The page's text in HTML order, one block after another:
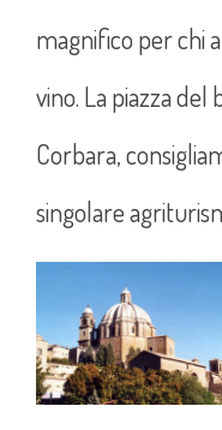
magnifico per chi
vino. La piazza del
Corbara,
singolare